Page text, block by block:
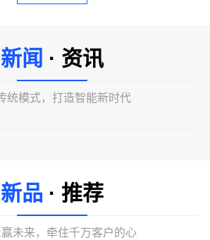
新闻 · 资讯
统模式，打造智能新时代
新品 · 推荐
未来，牵住千万客户的心